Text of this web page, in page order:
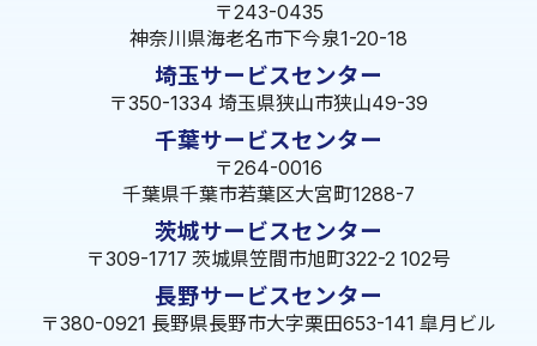
〒243-0435
神奈川県海老名市下今泉1-20-18
埼玉サービスセンター
〒350-1334 埼玉県狭山市狭山49-39
千葉サービスセンター
〒264-0016
千葉県千葉市若葉区大宮町1288-7
茨城サービスセンター
〒309-1717 茨城県笠間市旭町322-2 102号
長野サービスセンター
〒380-0921 長野県長野市大字栗田653-141 皐月ビル